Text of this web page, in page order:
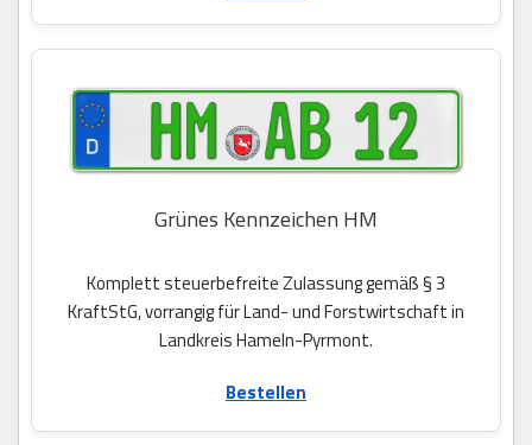
Grünes Kennzeichen HM
Komplett steuerbefreite Zulassung gemäß § 3
KraftStG, vorrangig für Land- und Forstwirtschaft in
Landkreis Hameln-Pyrmont.
Bestellen